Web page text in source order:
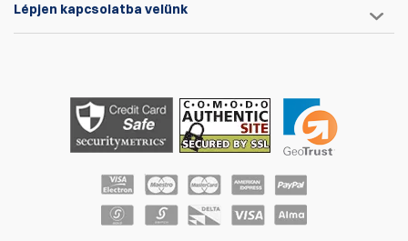
Lépjen kapcsolatba velünk